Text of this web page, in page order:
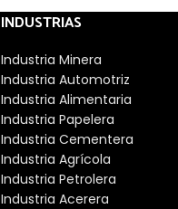
Debido a su
de bolas
en ambas
demandas
corrosión,
rodamientos
INDUSTRIAS
Industria Minera
Industria Automotriz
Industria Alimentaria
Industria Papelera
Industria Cementera
Industria Agrícola
Industria Petrolera
Industria Acerera